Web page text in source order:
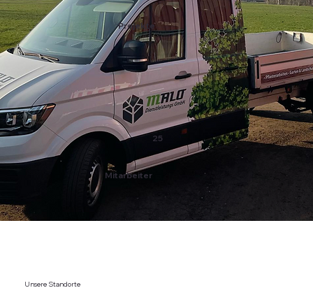
Projekte
25
Mitarbeiter
Unsere Standorte